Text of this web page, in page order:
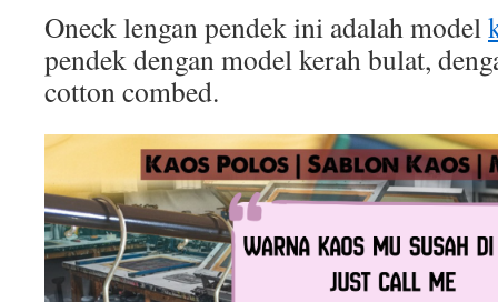
Oneck lengan pendek ini adalah model
pendek dengan model kerah bulat,
cotton combed.